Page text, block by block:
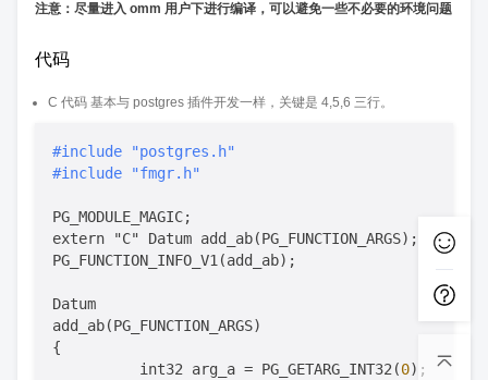
注意：尽量进入 omm 用户下进行编译，可以避免一些不必要的环境问题
代码
C 代码 基本与 postgres 插件开发一样，关键是 4,5,6 三行。
#include "postgres.h"
#include "fmgr.h"
PG_MODULE_MAGIC;
extern "C" Datum add_ab(PG_FUNCTION_ARGS);
PG_FUNCTION_INFO_V1(add_ab);
Datum
add_ab(PG_FUNCTION_ARGS)
{
          int32 arg_a = PG_GETARG_INT32(
0);